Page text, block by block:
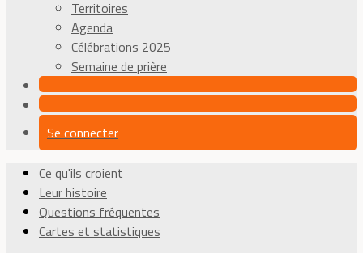
Territoires
Agenda
Célébrations 2025
Semaine de prière
Se connecter
Ce qu'ils croient
Leur histoire
Questions fréquentes
Cartes et statistiques